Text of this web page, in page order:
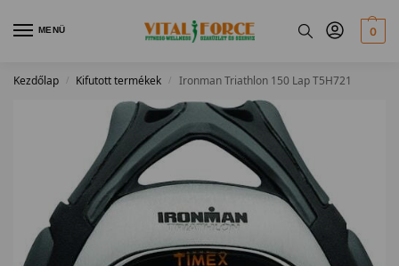
MENÜ 0
Kezdőlap / Kifutott termékek / Ironman Triathlon 150 Lap T5H721